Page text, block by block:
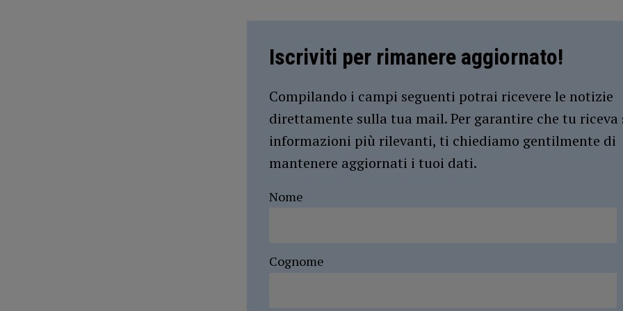
Iscriviti per rimanere aggiornato!
Compilando i campi seguenti potrai ricevere le notizie
direttamente sulla tua mail. Per garantire che tu riceva
informazioni più rilevanti, ti chiediamo gentilmente di
mantenere aggiornati i tuoi dati.
Nome
Cognome